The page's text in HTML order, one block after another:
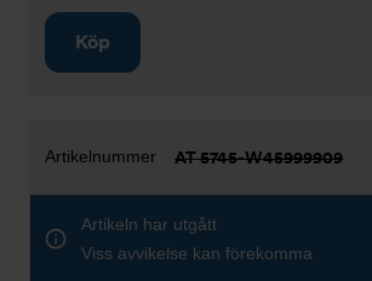
Köp
AT 5745-W45999909
Artikeln har utgått
Viss avvikelse kan förekomma